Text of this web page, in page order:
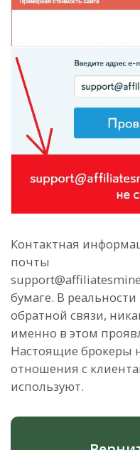
Контактная
почты
бумаге. В
обратной связи,
именно в этом
Настоящие брокеры
отношения с
используют.